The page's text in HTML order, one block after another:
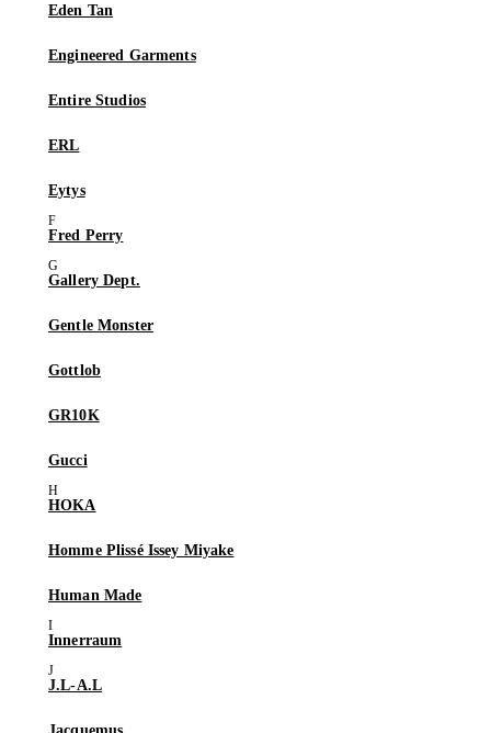
Eden Tan
Engineered Garments
Entire Studios
ERL
Eytys
Fred Perry
Gallery Dept.
Gentle Monster
Gottlob
GR10K
Gucci
HOKA
Homme Plissé Issey Miyake
Human Made
Innerraum
J.L-A.L